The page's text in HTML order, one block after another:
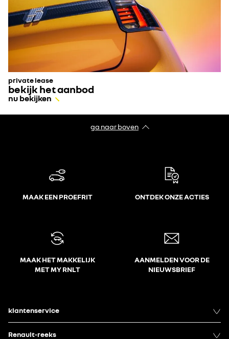
private lease
bekijk het aanbod
nu bekijken
ga naar boven
MAAK EEN PROEFRIT ONTDEK ONZE ACTIES
MAAK HET MAKKELIJK
MET MY RNLT
AANMELDEN VOOR DE
NIEUWSBRIEF
klantenservice
Renault-reeks